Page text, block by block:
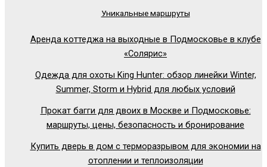
Уникальные маршруты
Аренда коттеджа на выходные в Подмосковье в клубе
«Солярис»
Одежда для охоты King Hunter: обзор линейки Winter,
Summer, Storm и Hybrid для любых условий
Прокат багги для двоих в Москве и Подмосковье:
маршруты, цены, безопасность и бронирование
Купить дверь в дом с терморазрывом для экономии на
отоплении и теплоизоляции